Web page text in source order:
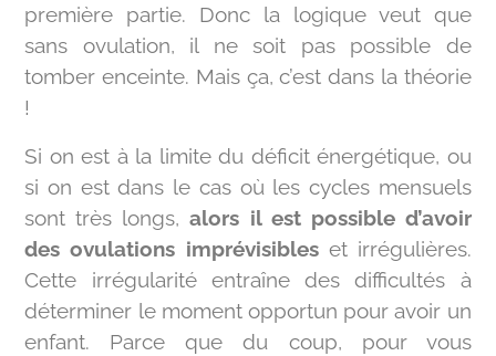
première partie. Donc la logique veut que
sans ovulation, il ne soit pas possible de
tomber enceinte. Mais ça, c’est dans la théorie
!
Si on est à la limite du déficit énergétique, ou
si on est dans le cas où les cycles mensuels
sont très longs,alors il est possible d’avoir
des ovulations imprévisibleset irrégulières.
Cette irrégularité entraîne des difficultés à
déterminer le moment opportun pour avoir un
enfant. Parce que du coup, pour vous